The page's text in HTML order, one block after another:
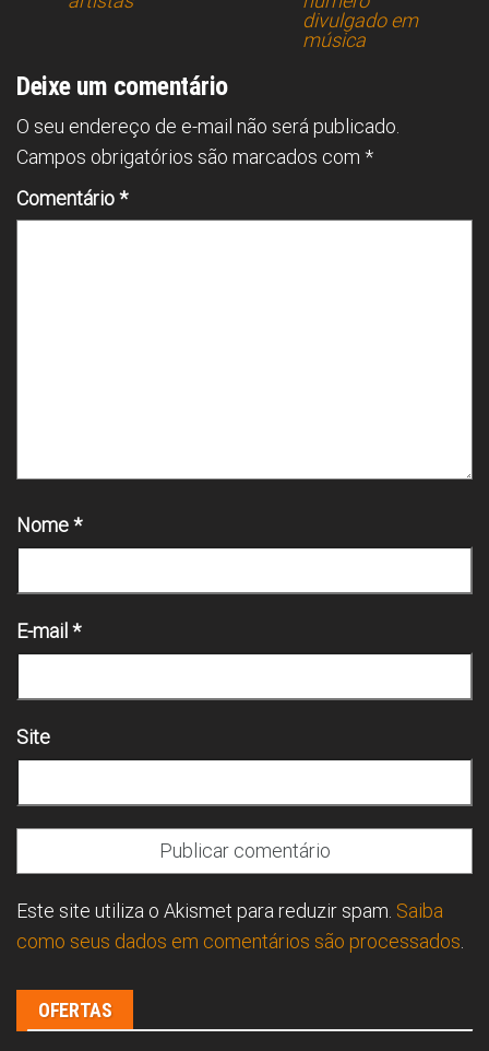
divulgado em
música
Deixe um comentário
O seu endereço de e-mail não será publicado.
Campos obrigatórios são marcados com *
Comentário*
Nome*
E-mail*
Site
Este site utiliza o Akismet para reduzir spam. Saiba
como seus dados em comentários são processados
OFERTAS